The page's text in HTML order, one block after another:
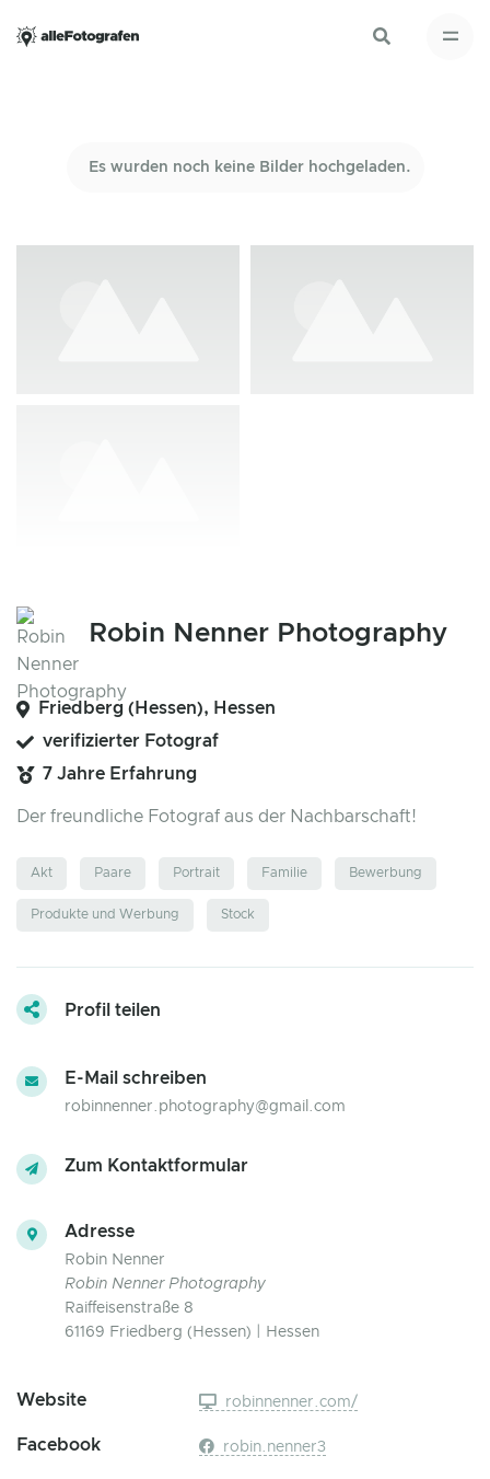
Es wurden noch keine Bilder hochgeladen.
Robin Nenner Photography
Friedberg (Hessen), Hessen
verifizierter Fotograf
7 Jahre Erfahrung
Der freundliche Fotograf aus der Nachbarschaft!
Akt Paare Portrait Familie Bewerbung
Produkte und Werbung Stock
Profil teilen
E-Mail schreiben
robinnenner.photography@gmail.com
Zum Kontaktformular
Adresse
Robin Nenner
Robin Nenner Photography
Raiffeisenstraße 8
61169 Friedberg (Hessen) | Hessen
Website robinnenner.com/
Facebook robin.nenner3